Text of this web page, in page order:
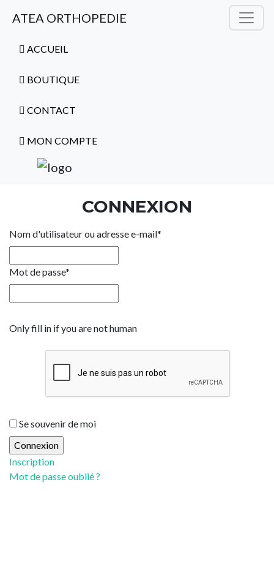
ATEA ORTHOPEDIE
ACCUEIL
BOUTIQUE
CONTACT
MON COMPTE
CONNEXION
Nom d'utilisateur ou adresse e-mail*
Mot de passe*
Only fill in if you are not human
Se souvenir de moi
Inscription
Mot de passe oublié ?